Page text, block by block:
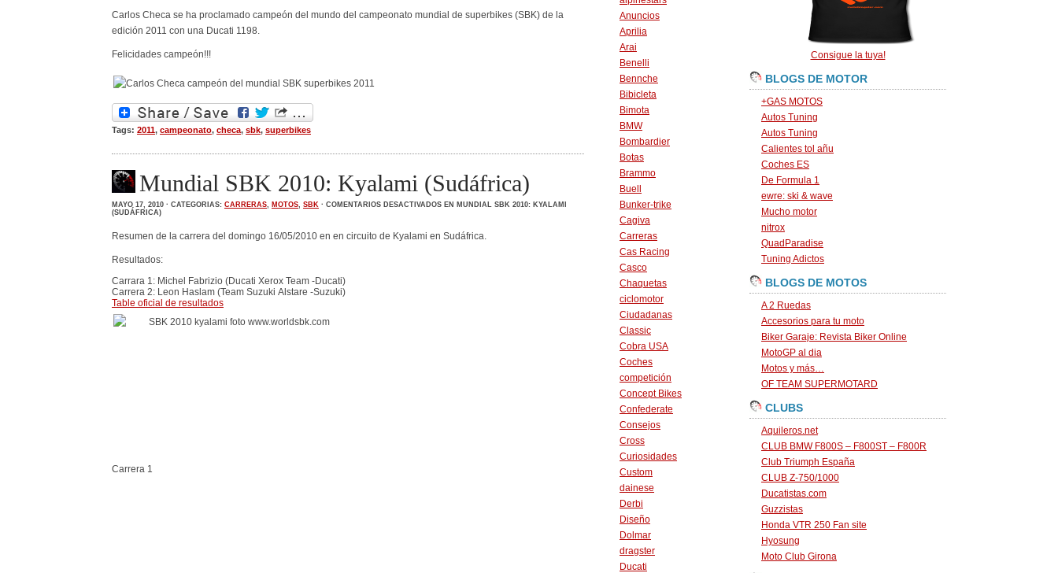
Carlos Checa se ha proclamado campeón del mundo del campeonato mundial de superbikes (SBK) de la
edición 2011 con una Ducati 1198.
Felicidades campeón!!!
Tags: 2011, campeonato, checa, sbk, superbikes
Mundial SBK 2010: Kyalami (Sudáfrica)
MAYO 17, 2010 · CATEGORIAS: CARRERAS, MOTOS, SBK · COMENTARIOS DESACTIVADOS EN MUNDIAL SBK 2010: KYALAMI
(SUDÁFRICA)
Resumen de la carrera del domingo 16/05/2010 en en circuito de Kyalami en Sudáfrica.
Resultados:
Carrara 1: Michel Fabrizio (Ducati Xerox Team -Ducati)
Carrera 2: Leon Haslam (Team Suzuki Alstare -Suzuki)
Table oficial de resultados
Carrera 1
Anuncios
Aprilia
Arai
Benelli
Bennche
Bibicleta
Bimota
BMW
Bombardier
Botas
Brammo
Buell
Bunker-trike
Cagiva
Carreras
Cas Racing
Casco
Chaquetas
ciclomotor
Ciudadanas
Classic
Cobra USA
Coches
competición
Concept Bikes
Confederate
Consejos
Cross
Curiosidades
Custom
dainese
Derbi
Diseño
Dolmar
dragster
Ducati
Consigue la tuya!
BLOGS DE MOTOR
+GAS MOTOS
Autos Tuning
Autos Tuning
Calientes tol añu
Coches ES
De Formula 1
ewre: ski & wave
Mucho motor
nitrox
QuadParadise
Tuning Adictos
BLOGS DE MOTOS
A 2 Ruedas
Accesorios para tu moto
Biker Garaje: Revista Biker Online
MotoGP al dia
Motos y más…
OF TEAM SUPERMOTARD
CLUBS
Aquileros.net
CLUB BMW F800S – F800ST – F800R
Club Triumph España
CLUB Z-750/1000
Ducatistas.com
Guzzistas
Honda VTR 250 Fan site
Hyosung
Moto Club Girona